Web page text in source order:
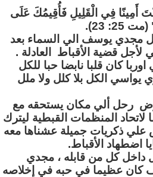
أَمِينًا فِي الْقَلِيلِ فَأُقِيمُكَ عَلَى
23).
مجدي يوسف الي السماء بعد
قضية الأقباط العادلة .
كان قلبا نابضا حبا للكل
يواسي الكل بلا كلل ولا ملل
رحل ألي مكان يستحقه مع
المنظمات القبطية ليترك
علي ذكريات جميلة عشناها معه
اضطهاد الأقباط.
داخل كل من قابله ، مجدي
عظيما في حبه في إخلاصه